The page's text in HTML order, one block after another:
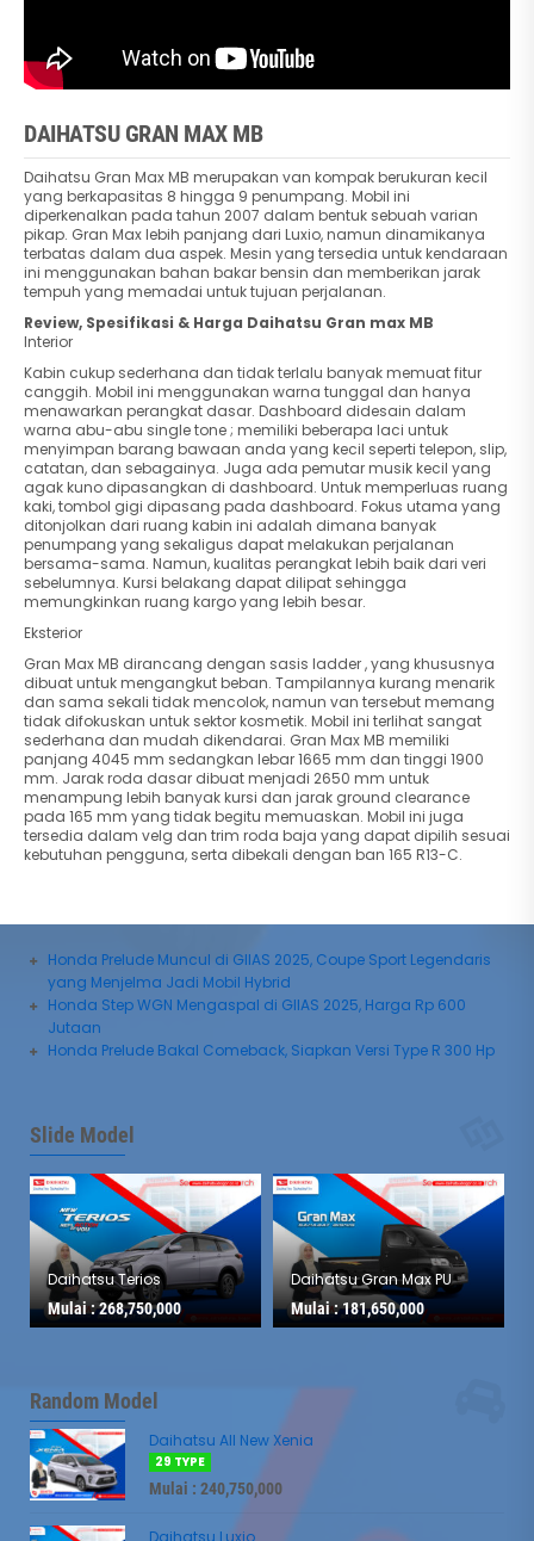
DAIHATSU GRAN MAX MB
Daihatsu Gran Max MB merupakan van kompak berukuran kecil
yang berkapasitas 8 hingga 9 penumpang. Mobil ini
diperkenalkan pada tahun 2007 dalam bentuk sebuah varian
pikap. Gran Max lebih panjang dari Luxio, namun dinamikanya
terbatas dalam dua aspek. Mesin yang tersedia untuk kendaraan
ini menggunakan bahan bakar bensin dan memberikan jarak
tempuh yang memadai untuk tujuan perjalanan.
Review, Spesifikasi & Harga Daihatsu Gran max MB
Interior
Kabin cukup sederhana dan tidak terlalu banyak memuat fitur
canggih. Mobil ini menggunakan warna tunggal dan hanya
menawarkan perangkat dasar. Dashboard didesain dalam
warna abu-abu single tone ; memiliki beberapa laci untuk
menyimpan barang bawaan anda yang kecil seperti telepon, slip,
catatan, dan sebagainya. Juga ada pemutar musik kecil yang
agak kuno dipasangkan di dashboard. Untuk memperluas ruang
kaki, tombol gigi dipasang pada dashboard. Fokus utama yang
ditonjolkan dari ruang kabin ini adalah dimana banyak
penumpang yang sekaligus dapat melakukan perjalanan
bersama-sama. Namun, kualitas perangkat lebih baik dari veri
sebelumnya. Kursi belakang dapat dilipat sehingga
memungkinkan ruang kargo yang lebih besar.
Eksterior
Gran Max MB dirancang dengan sasis ladder , yang khususnya
dibuat untuk mengangkut beban. Tampilannya kurang menarik
dan sama sekali tidak mencolok, namun van tersebut memang
tidak difokuskan untuk sektor kosmetik. Mobil ini terlihat sangat
sederhana dan mudah dikendarai. Gran Max MB memiliki
panjang 4045 mm sedangkan lebar 1665 mm dan tinggi 1900
mm. Jarak roda dasar dibuat menjadi 2650 mm untuk
menampung lebih banyak kursi dan jarak ground clearance
pada 165 mm yang tidak begitu memuaskan. Mobil ini juga
tersedia dalam velg dan trim roda baja yang dapat dipilih sesuai
kebutuhan pengguna, serta dibekali dengan ban 165 R13-C.
Honda Prelude Muncul di GIIAS 2025, Coupe Sport Legendaris
yang Menjelma Jadi Mobil Hybrid
Honda Step WGN Mengaspal di GIIAS 2025, Harga Rp 600
Jutaan
Honda Prelude Bakal Comeback, Siapkan Versi Type R 300 Hp
Slide Model
Daihatsu Terios
Mulai :268,750,000
Daihatsu Gran Max PU
Mulai :181,650,000
Random Model
Daihatsu All New Xenia
29 TYPE
Mulai : 240,750,000